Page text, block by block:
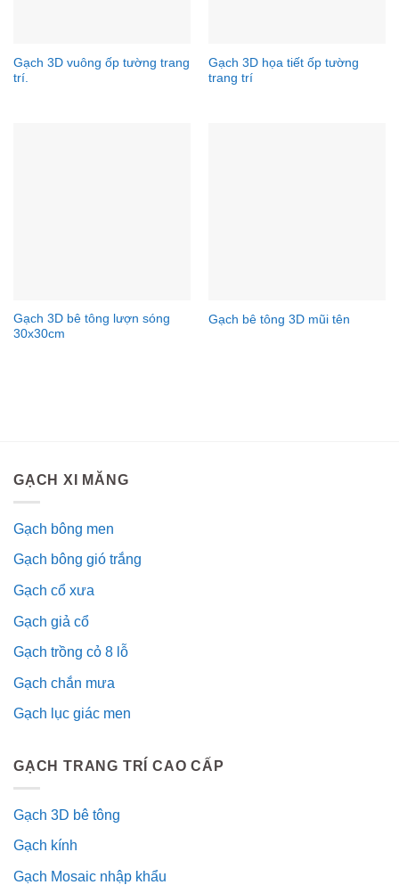
Gạch 3D vuông ốp tường trang
trí.
Gạch 3D họa tiết ốp tường
trang trí
Gạch 3D bê tông lượn sóng
30x30cm
Gạch bê tông 3D mũi tên
GẠCH XI MĂNG
Gạch bông men
Gạch bông gió trắng
Gạch cổ xưa
Gạch giả cổ
Gạch trồng cỏ 8 lỗ
Gạch chắn mưa
Gạch lục giác men
GẠCH TRANG TRÍ CAO CẤP
Gạch 3D bê tông
Gạch kính
Gạch Mosaic nhập khẩu